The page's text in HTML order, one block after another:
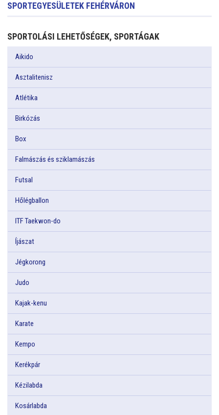
SPORTEGYESÜLETEK FEHÉRVÁRON
SPORTOLÁSI LEHETŐSÉGEK, SPORTÁGAK
Aikido
Asztalitenisz
Atlétika
Birkózás
Box
Falmászás és sziklamászás
Futsal
Hőlégballon
ITF Taekwon-do
Íjászat
Jégkorong
Judo
Kajak-kenu
Karate
Kempo
Kerékpár
Kézilabda
Kosárlabda